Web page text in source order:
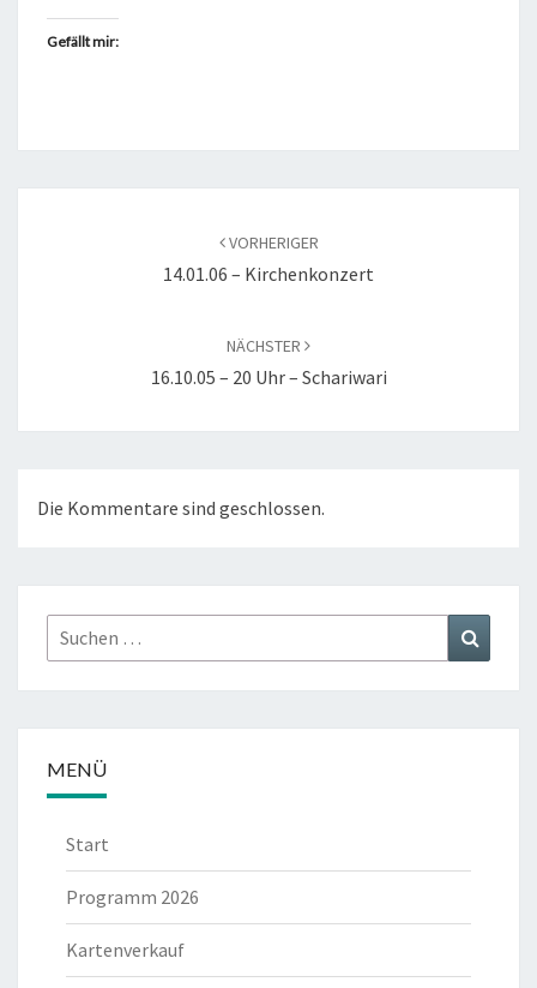
Gefällt mir:
VORHERIGER
14.01.06 – Kirchenkonzert
NÄCHSTER
16.10.05 – 20 Uhr – Schariwari
Die Kommentare sind geschlossen.
Suchen
nach:
MENÜ
Start
Programm 2026
Kartenverkauf